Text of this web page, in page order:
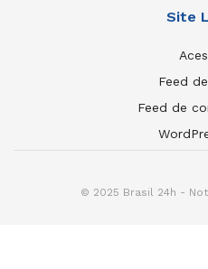
Site
Feed
Feed de
© 2025 Brasil 24h -